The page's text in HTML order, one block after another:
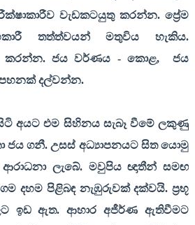
වැඩකටයුතු කරන්න. ප්‍රේම
තත්ත්වයන් මතුවිය හැකිය.
කරන්න. ජය වර්ණය - කොළ,
ජය
පහනක් දල්වන්න.
අයට එම සිහිනය සැබෑ වීමේ ලකුණු
ජය ගනී. උසස් අධ්‍යාපනයට සිත යොමු
ලැබේ. මවුපිය ඥාතීන් සමඟ
දහම පිළිබඳ නැඹුරුවක් දක්වයි. ප්‍රභූ
ඉඩ ඇත. ආහාර අජීර්ණ ඇතිවීමට